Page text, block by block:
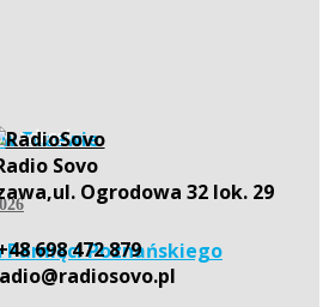
Tczewie
Pamięci Poznańskiego
więcej
Sovo
Ogrodowa 32 lok. 29
698 472 879